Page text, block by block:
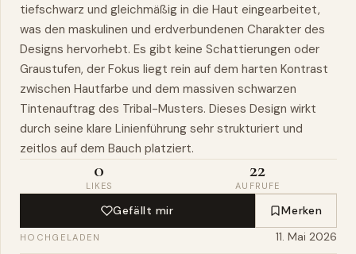
tiefschwarz und gleichmäßig in die Haut eingearbeitet,
was den maskulinen und erdverbundenen Charakter des
Designs hervorhebt. Es gibt keine Schattierungen oder
Graustufen, der Fokus liegt rein auf dem harten Kontrast
zwischen Hautfarbe und dem massiven schwarzen
Tintenauftrag des Tribal-Musters. Dieses Design wirkt
durch seine klare Linienführung sehr strukturiert und
zeitlos auf dem Bauch platziert.
0
LIKES
22
AUFRUFE
Gefällt mir Merken
HOCHGELADEN 11. Mai 2026